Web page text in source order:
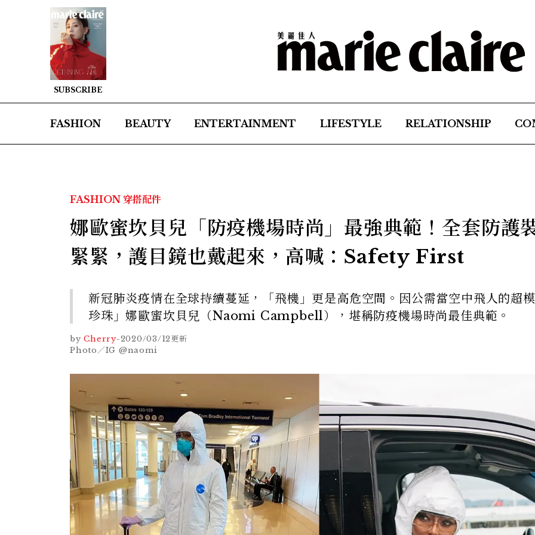
SUBSCRIBE
FASHION BEAUTY ENTERTAINMENT LIFESTYLE RELATIONSHIP
FASHION 穿搭配件
娜歐蜜坎貝兒「防疫機場時尚」最強典範！全套防護
緊緊，護目鏡也戴起來，高喊：Safety First
新冠肺炎疫情在全球持續蔓延，「飛機」更是高危空間。因公需當空中飛人的超
珍珠」娜歐蜜坎貝兒（Naomi Campbell），堪稱防疫機場時尚最佳典範。
by Cherry-2020/03/12更新
Photo／IG @naomi